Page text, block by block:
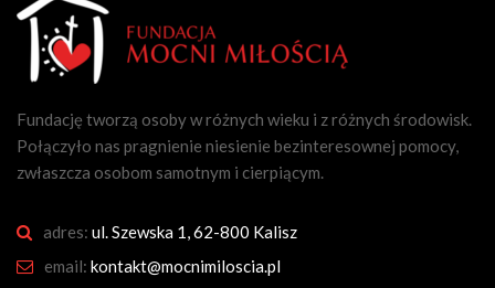
Fundację tworzą osoby w różnych wieku i z różnych środowisk.
Połączyło nas pragnienie niesienie bezinteresownej pomocy,
zwłaszcza osobom samotnym i cierpiącym.
adres: ul. Szewska 1, 62-800 Kalisz
email: kontakt@mocnimiloscia.pl